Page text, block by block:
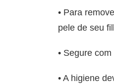
• Para
pele de seu
• Segure
• A higiene